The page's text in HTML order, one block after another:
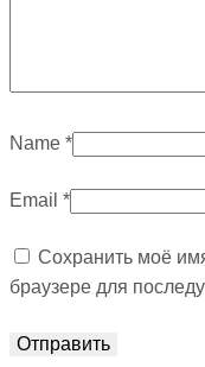
Name *
Email *
Сохранить моё
браузере для